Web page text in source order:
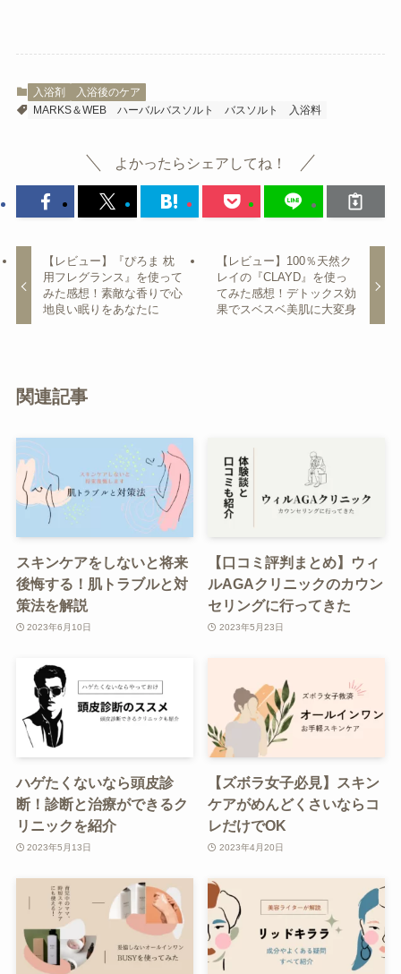
入浴剤
入浴後のケア
MARKS＆WEB
ハーバルバスソルト バスソルト 入浴料
よかったらシェアしてね！
【レビュー】『ぴろま 枕
用フレグランス』を使って
みた感想！素敵な香りで心
地良い眠りをあなたに
【レビュー】100％天然ク
レイの『CLAYD』を使っ
てみた感想！デトックス効
果でスベスベ美肌に大変身
関連記事
スキンケアをしないと将来
後悔する！肌トラブルと対
策法を解説
2023年6月10日
【口コミ評判まとめ】ウィ
ルAGAクリニックのカウン
セリングに行ってきた
2023年5月23日
ハゲたくないなら頭皮診
断！診断と治療ができるク
リニックを紹介
2023年5月13日
【ズボラ女子必見】スキン
ケアがめんどくさいならコ
レだけでOK
2023年4月20日